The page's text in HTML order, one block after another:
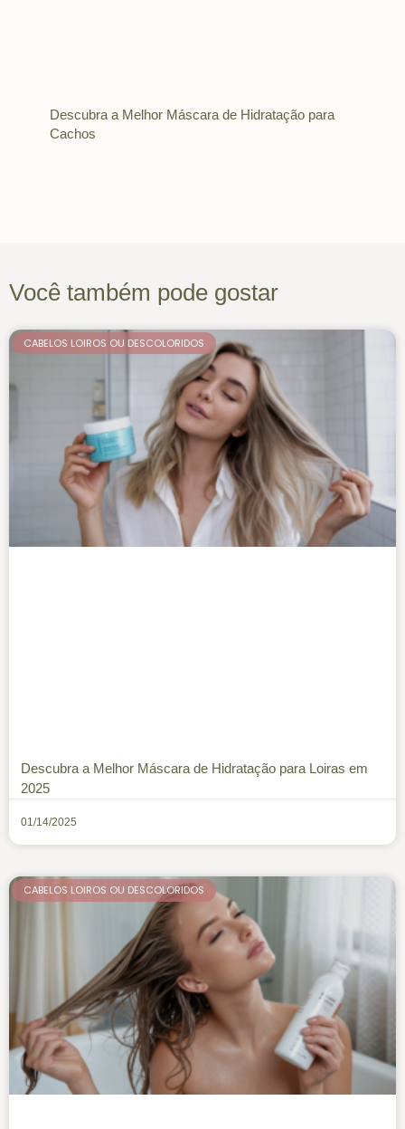
Descubra a Melhor Máscara de Hidratação para
Cachos
Você também pode gostar
CABELOS LOIROS OU DESCOLORIDOS
Descubra a Melhor Máscara de Hidratação para Loiras em
2025
01/14/2025
CABELOS LOIROS OU DESCOLORIDOS